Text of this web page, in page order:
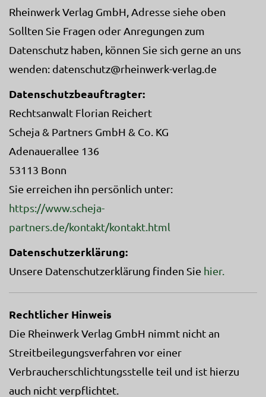
Rheinwerk Verlag GmbH, Adresse siehe oben
Sollten Sie Fragen oder Anregungen zum
Datenschutz haben, können Sie sich gerne an uns
wenden: datenschutz@rheinwerk-verlag.de
Datenschutzbeauftragter:
Rechtsanwalt Florian Reichert
Scheja & Partners GmbH & Co. KG
Adenauerallee 136
53113 Bonn
Sie erreichen ihn persönlich unter:
https://www.scheja-
partners.de/kontakt/kontakt.html
Datenschutzerklärung:
Unsere Datenschutzerklärung finden Sie hier.
Rechtlicher Hinweis
Die Rheinwerk Verlag GmbH nimmt nicht an
Streitbeilegungsverfahren vor einer
Verbraucherschlichtungsstelle teil und ist hierzu
auch nicht verpflichtet.